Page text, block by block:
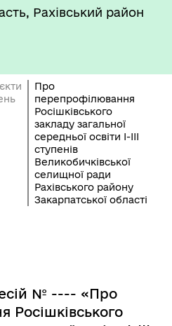
Рахівський район
Про
перепрофілювання
Росішківського
закладу загальної
середньої освіти І-ІІІ
ступенів
Великобичківської
селищної ради
Рахівського району
Закарпатської області
№ ---- «Про
Росішківського